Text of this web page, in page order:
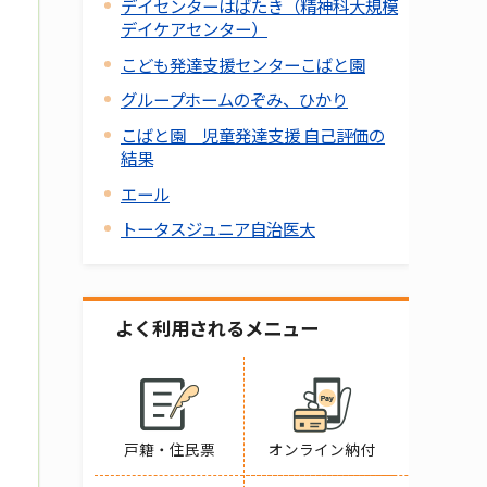
デイセンターはばたき（精神科大規模
デイケアセンター）
こども発達支援センターこばと園
グループホームのぞみ、ひかり
こばと園 児童発達支援 自己評価の
結果
エール
トータスジュニア自治医大
よく利用されるメニュー
戸籍・住民票 オンライン納付